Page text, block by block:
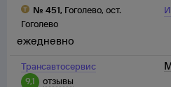
№ 451, Гоголево, ост.
Гоголево
Трансавтосервис
9,1
отзывы
ежедневно